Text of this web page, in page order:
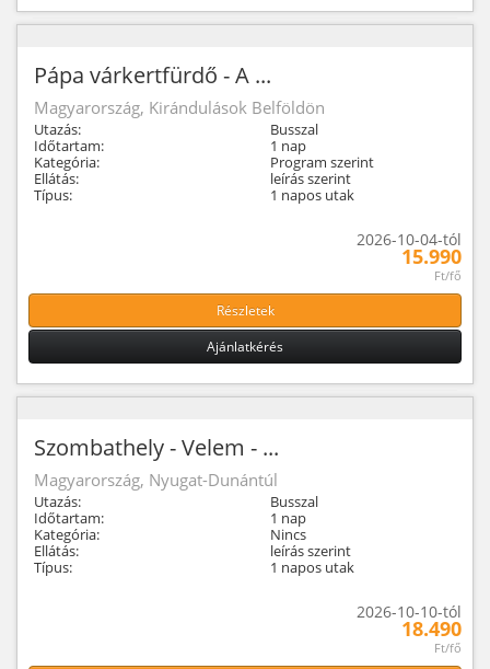
Pápa várkertfürdő - A ...
Magyarország, Kirándulások Belföldön
Utazás:
Busszal
Időtartam:
1 nap
Kategória:
Program szerint
Ellátás:
leírás szerint
Típus:
1 napos utak
2026-10-04-tól
15.990
Ft/fő
Részletek
Ajánlatkérés
Szombathely - Velem - ...
Magyarország, Nyugat-Dunántúl
Utazás:
Busszal
Időtartam:
1 nap
Kategória:
Nincs
Ellátás:
leírás szerint
Típus:
1 napos utak
2026-10-10-tól
18.490
Ft/fő